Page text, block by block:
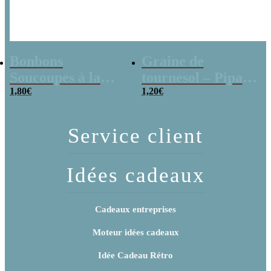
poudre (x20)
1,80€
x 3
1,20€
Service client
Idées cadeaux
Cadeaux entreprises
Moteur idées cadeaux
Idée Cadeau Rétro